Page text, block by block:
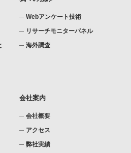
Webアンケート技術
リサーチモニターパネル
海外調査
会社案内
会社概要
アクセス
弊社実績